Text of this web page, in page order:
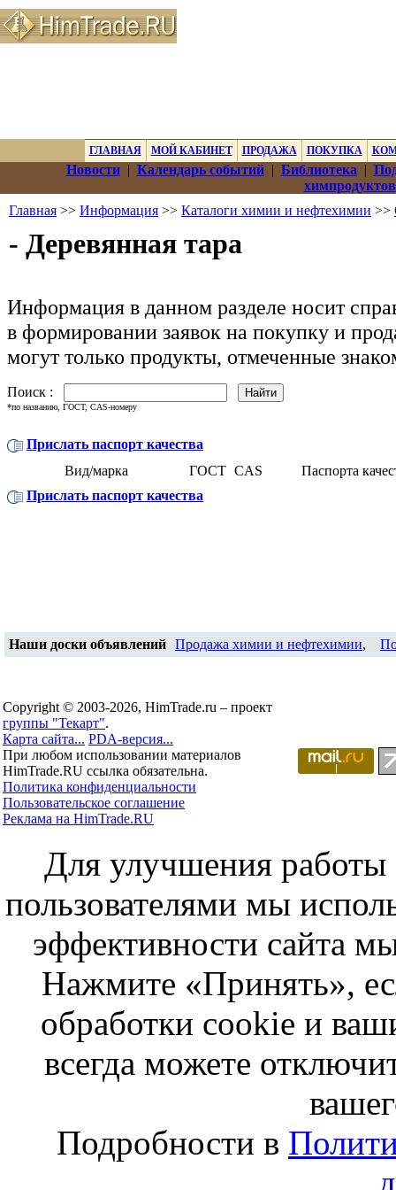
ГЛАВНАЯ МОЙ КАБИНЕТ ПРОДАЖА ПОКУПКА
Новости| Календарь событий| Библиотека |
химпродуктов
Главная >> Информация >> Каталоги химии и нефтехимии >>
- Деревянная тара
Информация в данном разделе носит
в формировании заявок на покупку и
могут только продукты, отмеченные
Поиск :
*по названию, ГОСТ, CAS-номеру
Прислать паспорт качества
Вид/марка
ГОСТ CAS
Паспорта
Прислать паспорт качества
Наши доски объявлений Продажа химии и нефтехимии,
Copyright © 2003-2026, HimTrade.ru – проект
группы "Текарт".
Карта сайта... PDA-версия...
При любом использовании материалов
HimTrade.RU ссылка обязательна.
Политика конфиденциальности
Пользовательское соглашение
Реклама на HimTrade.RU
Для улучшения работы
пользователями мы
эффективности сайта
Нажмите «Принять»,
обработки cookie и
всегда можете
Подробности в